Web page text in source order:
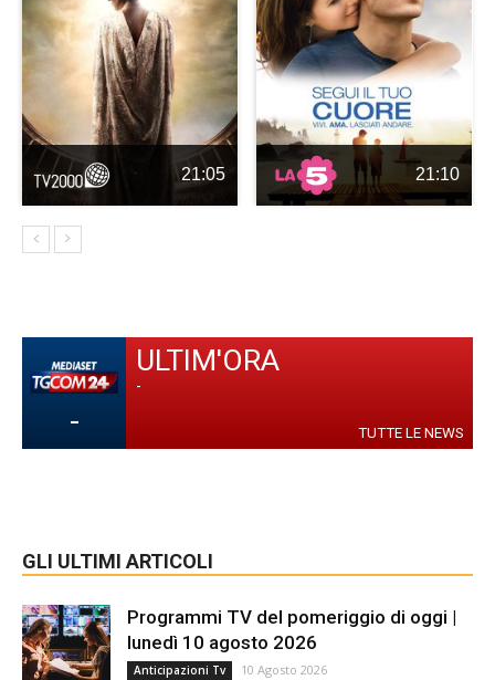
21:05 21:10
-
ULTIM'ORA
-
TUTTE LE NEWS
GLI ULTIMI ARTICOLI
Programmi TV del pomeriggio di oggi |
lunedì 10 agosto 2026
Anticipazioni Tv 10 Agosto 2026